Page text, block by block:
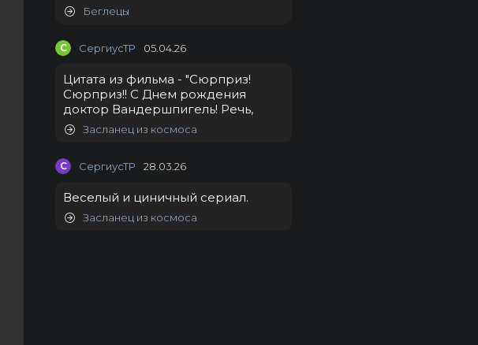
Беглецы
С СергиусТР 05.04.26
Цитата из фильма - "Сюрприз!
Сюрприз!! С Днем рождения
доктор Вандершпигель! Речь,
Засланец из космоса
С СергиусТР 28.03.26
Веселый и циничный сериал.
Засланец из космоса